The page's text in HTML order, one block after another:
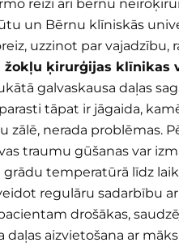
reizi arī bērnu
un Bērnu klīniskās
uzzinot par
žokļu ķirurģijas klīnikas
galvaskausa daļas
tāpat ir jāgaida,
zālē, nerada problēmas.
traumu gūšanas var
temperatūrā līdz
regulāru sadarbību
drošākas,
daļas aizvietošana ar